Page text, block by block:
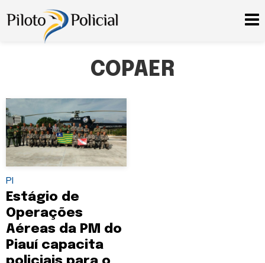
COPAER
PI
Estágio de
Operações
Aéreas da PM do
Piauí capacita